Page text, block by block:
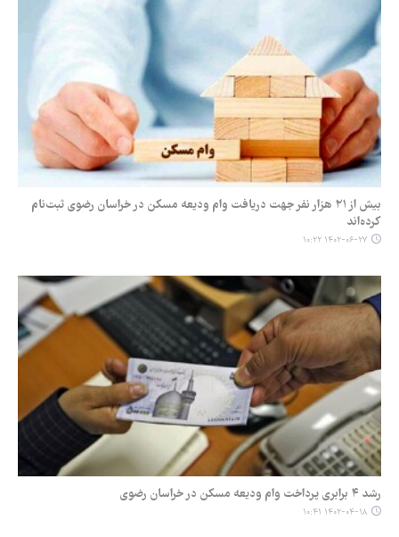
بیش از ۲۱ هزار نفر جهت دریافت وام ودیعه مسکن در خراسان رضوی ثبت‌نام
کرده‌اند
۱۴۰۲-۰۶-۲۷ ۱۰:۲۲
رشد ۴ برابری پرداخت وام ودیعه مسکن در خراسان رضوی
۱۴۰۲-۰۴-۱۸ ۱۰:۴۱